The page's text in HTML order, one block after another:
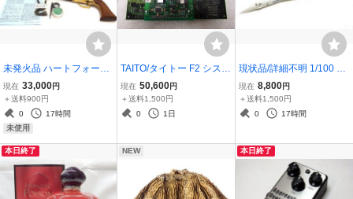
未発火品 ハートフォード
HWS モデルガン COLT W
ALKER コルトウォーカー
M1847 SPG リボルバー
現在 33,000円
＋送料900円
0
17時間
未使用
TAITO/タイトー F2 システ
ム マザーボード マジェス
ティックトウェルブ (MJ-
12) (SUBボード) 動作確認
現在 50,600円
＋送料1,500円
0
1日
現状品/詳細不明 1/100 ア
イデンティカルスケール
コンコルド エールフラン
ス 模型 British airways 英
現在 8,800円
＋送料1,500円
0
17時間
本日終了 NEW 本日終了